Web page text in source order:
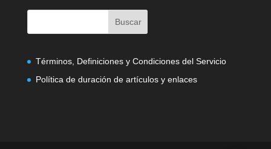
Términos, Definiciones y Condiciones del Servicio
Política de duración de artículos y enlaces